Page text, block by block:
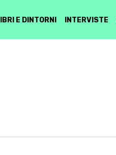
E DINTORNI INTERVISTE